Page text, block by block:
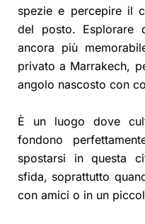
spezie e percepire il
del posto. Esplorare
ancora più
privato a Marrakech,
angolo nascosto con
È un luogo dove
fondono
spostarsi in questa
sfida, soprattutto
con amici o in un